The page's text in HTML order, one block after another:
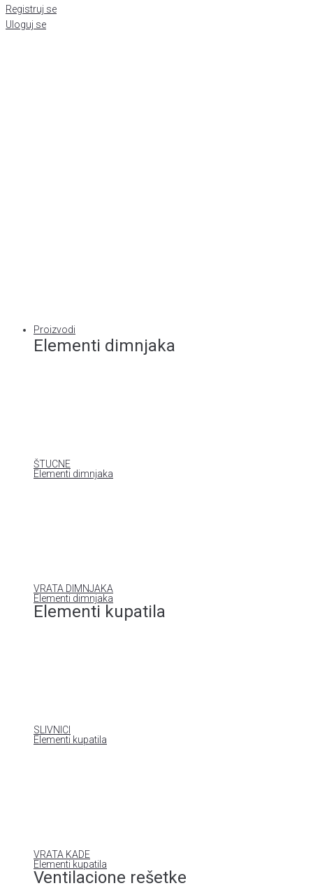
Registruj se
Uloguj se
Proizvodi
Elementi dimnjaka
ŠTUCNE
Elementi dimnjaka
VRATA DIMNJAKA
Elementi dimnjaka
Elementi kupatila
SLIVNICI
Elementi kupatila
VRATA KADE
Elementi kupatila
Ventilacione rešetke